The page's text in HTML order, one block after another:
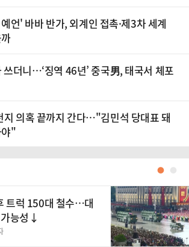
언' 바바 반가, 외계인 접촉·제3차 세계
쓰더니…‘징역 46년’ 중국男, 태국서 체포
지 의혹 끝까지 간다…"김민석 당대표 돼
야"
●
트럭 150대 철수…대
능성↓